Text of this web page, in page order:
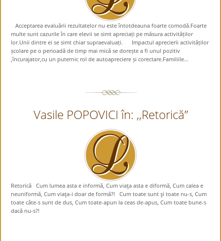
Acceptarea evaluării rezultatelor nu este întotdeauna foarte comodă.Foarte
multe sunt cazurile în care elevii se simt apreciați pe măsura activităților
lor.Unii dintre ei se simt chiar supraevaluați. Impactul aprecierii activităților
școlare pe o perioadă de timp mai mică se dorește a fi unul pozitiv
,încurajator,cu un puternic rol de autoapreciere și corectare.Familiile...
Vasile POPOVICI în: ,,Retorică”
Retorică Cum lumea asta e informă, Cum viaţa asta e diformă, Cum calea e
neuniformă, Cum viaţa-i doar de formă?! Cum toate sunt şi toate nu-s, Cum
toate câte-s sunt de dus, Cum toate-apun la ceas de-apus, Cum toate bune-s
dacă nu-s?!